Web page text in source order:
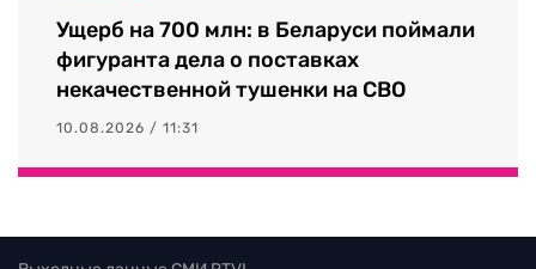
Ущерб на 700 млн: в Беларуси поймали
фигуранта дела о поставках
некачественной тушенки на СВО
10.08.2026 / 11:31